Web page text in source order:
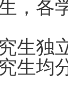
，各
生独
生均